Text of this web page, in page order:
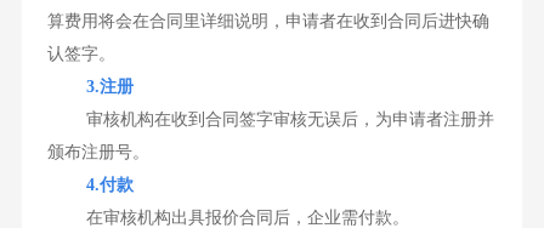
算费用将会在合同里详细说明，申请者在收到合同后进快确
认签字。
3.注册
审核机构在收到合同签字审核无误后，为申请者注册并
颁布注册号。
4.付款
在审核机构出具报价合同后，企业需付款。